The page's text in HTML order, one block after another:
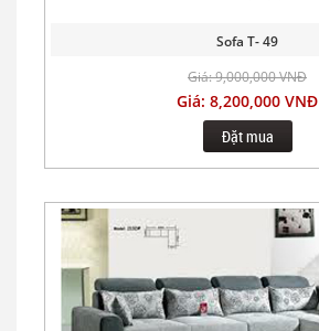
Sofa T- 49
Giá: 9,000,000 VNĐ
Giá: 8,200,000 VNĐ
Đặt mua